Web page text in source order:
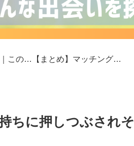
はじめての方へ｜このサイトの歩き方 【まとめ】マッチングアプリ婚の現場から｜真剣交際と危険回避のリアルの現場
ちに押しつぶされそ